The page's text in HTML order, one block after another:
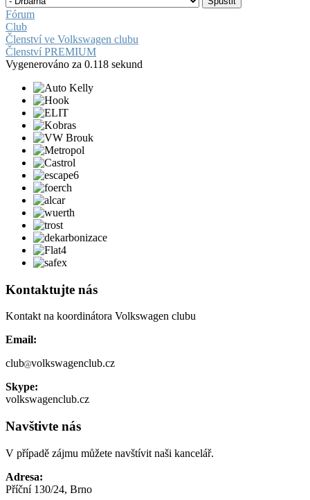
Fórum
Club
Členství ve Volkswagen clubu
Členství PREMIUM
Vygenerováno za 0.118 sekund
Kontaktujte nás
Kontakt na koordinátora Volkswagen clubu
Email:
club volkswagenclub.cz
Skype:
volkswagenclub.cz
Navštivte nás
V případě zájmu můžete navštívit naši kancelář.
Adresa:
Příční 130/24, Brno